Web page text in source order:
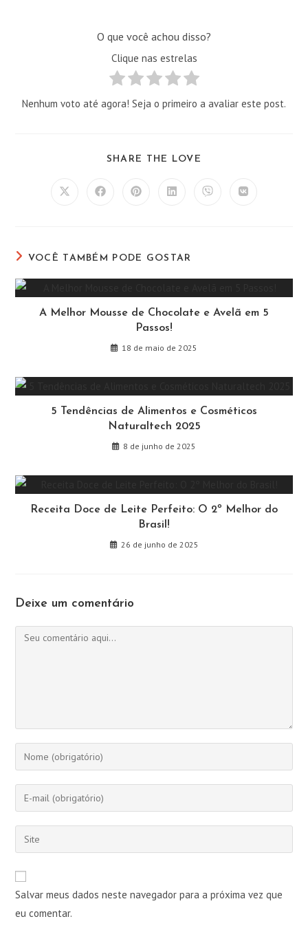
O que você achou disso?
Clique nas estrelas
Nenhum voto até agora! Seja o primeiro a avaliar este post.
SHARE THE LOVE
Abre Abre Abre Abre Abre Abre
VOCÊ TAMBÉM PODE GOSTAR
A Melhor Mousse de Chocolate e Avelã em 5
Passos!
18 de maio de 2025
5 Tendências de Alimentos e Cosméticos
Naturaltech 2025
8 de junho de 2025
Receita Doce de Leite Perfeito: O 2º Melhor do
Brasil!
26 de junho de 2025
Deixe um comentário
Comentário
Digite
seu
nome
ou
de
usuário
para
comentar
Digite
seu
endereço
de
para
comentar
Digite
o
do
seu
site
Salvar meus dados neste navegador para a próxima vez que
eu comentar.